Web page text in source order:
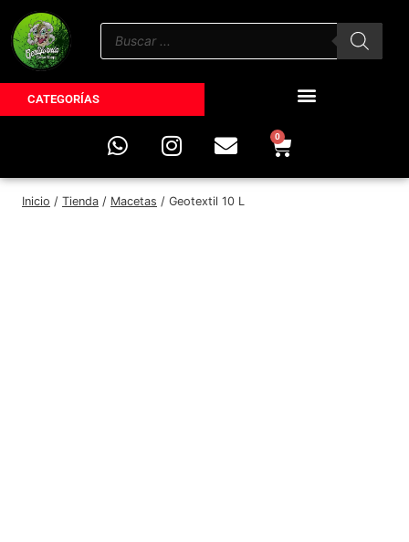
CATEGORÍAS
0
Inicio / Tienda / Macetas / Geotextil 10 L